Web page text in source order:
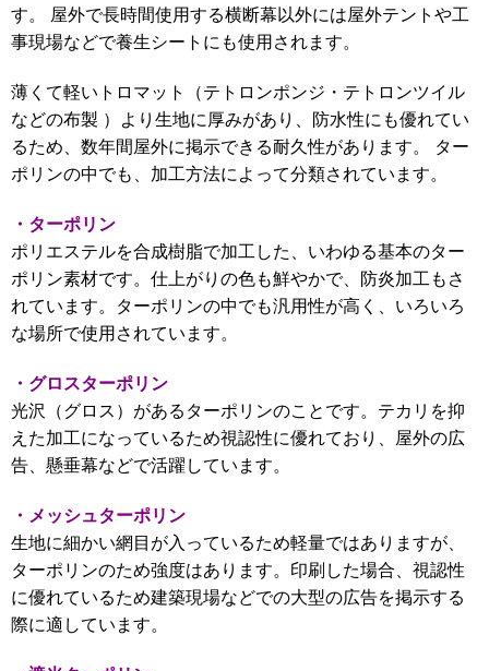
す。
屋外で長時間使用する横断幕以外には屋外テントや工
事現場などで養生シートにも使用されます。
薄くて軽いトロマット（テトロンポンジ・テトロンツイル
などの布製 ）より生地に厚みがあり、防水性にも優れてい
るため、数年間屋外に掲示できる耐久性があります。 ター
ポリンの中でも、加工方法によって分類されています。
・ターポリン
ポリエステルを合成樹脂で加工した、いわゆる基本のター
ポリン素材です。 仕上がりの色も鮮やかで、防炎加工もさ
れています。 ターポリンの中でも汎用性が高く、いろいろ
な場所で使用されています。
・グロスターポリン
光沢（グロス）があるターポリンのことです。テカリを抑
えた加工になっているため視認性に優れており、屋外の広
告、懸垂幕などで活躍しています。
・メッシュターポリン
生地に細かい網目が入っているため軽量ではありますが、
ターポリンのため強度はあります。印刷した場合、視認性
に優れているため建築現場などでの大型の広告を掲示する
際に適しています。